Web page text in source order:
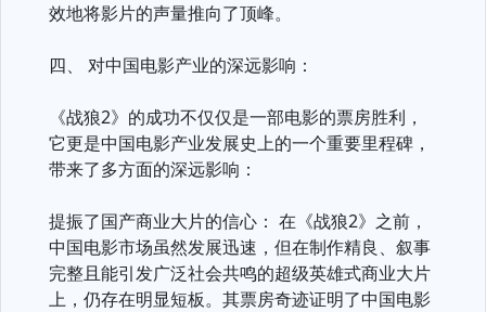
效地将影片的声量推向了顶峰。
四、 对中国电影产业的深远影响：
《战狼2》的成功不仅仅是一部电影的票房胜利，
它更是中国电影产业发展史上的一个重要里程碑，
带来了多方面的深远影响：
提振了国产商业大片的信心： 在《战狼2》之前，
中国电影市场虽然发展迅速，但在制作精良、叙事
完整且能引发广泛社会共鸣的超级英雄式商业大片
上，仍存在明显短板。其票房奇迹证明了中国电影